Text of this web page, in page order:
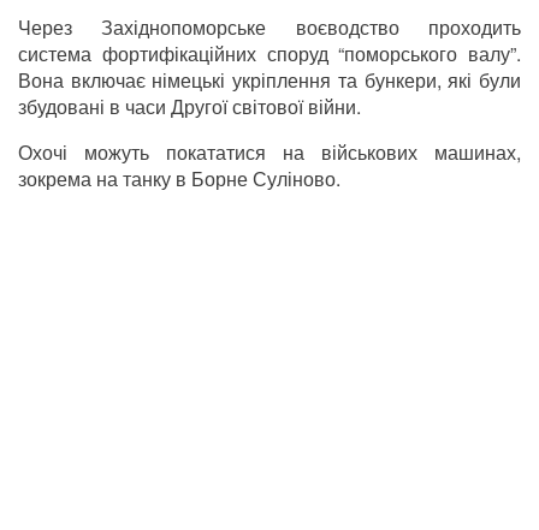
Через Західнопоморське воєводство проходить
система фортифікаційних споруд “поморського валу”.
Вона включає німецькі укріплення та бункери, які були
збудовані в часи Другої світової війни.
Охочі можуть покататися на військових машинах,
зокрема на танку в Борне Суліново.